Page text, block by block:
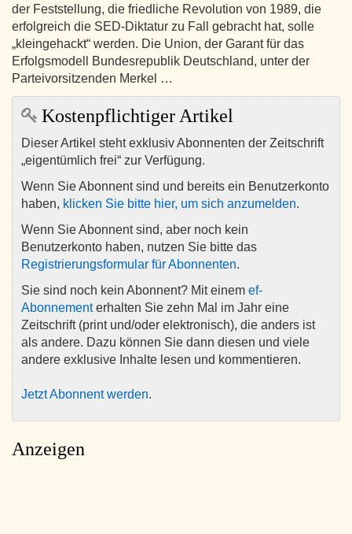
der Feststellung, die friedliche Revolution von 1989, die
erfolgreich die SED-Diktatur zu Fall gebracht hat, solle
„kleingehackt“ werden. Die Union, der Garant für das
Erfolgsmodell Bundesrepublik Deutschland, unter der
Parteivorsitzenden Merkel …
Kostenpflichtiger Artikel
Dieser Artikel steht exklusiv Abonnenten der Zeitschrift
„eigentümlich frei“ zur Verfügung.
Wenn Sie Abonnent sind und bereits ein Benutzerkonto
haben, klicken Sie bitte hier, um sich anzumelden.
Wenn Sie Abonnent sind, aber noch kein
Benutzerkonto haben, nutzen Sie bitte das
Registrierungsformular für Abonnenten.
Sie sind noch kein Abonnent? Mit einem ef-
Abonnementerhalten Sie zehn Mal im Jahr eine
Zeitschrift (print und/oder elektronisch), die anders ist
als andere. Dazu können Sie dann diesen und viele
andere exklusive Inhalte lesen und kommentieren.
Jetzt Abonnent werden.
Anzeigen